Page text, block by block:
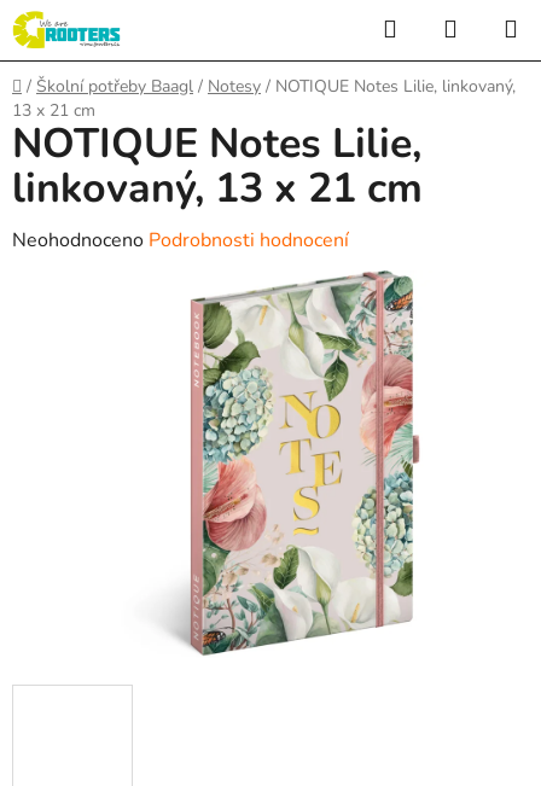
Přejít
na
obsah
Hledat
KOŠÍK
Domů
/ Školní potřeby Baagl / Notesy / NOTIQUE Notes Lilie, linkovaný,
13 x 21 cm
NOTIQUE Notes Lilie,
linkovaný, 13 x 21 cm
Průměrné
Neohodnoceno Podrobnosti hodnocení